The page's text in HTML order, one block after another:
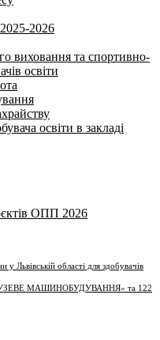
2026
виховання та спортивно-
освіти
освіти в закладі
ОПП 2026
у Львівській області для здобувачів
МАШИНОБУДУВАННЯ» та 122